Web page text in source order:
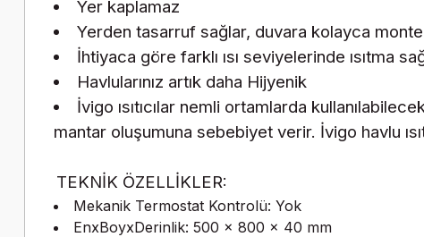
Yer kaplamaz
Yerden tasarruf sağlar, duvara kolayca
İhtiyaca göre farklı ısı seviyelerinde ısıtma
Havlularınız artık daha Hijyenik
İvigo ısıtıcılar nemli ortamlarda
mantar oluşumuna sebebiyet verir. İvigo havlu
TEKNİK ÖZELLİKLER:
Mekanik Termostat Kontrolü: Yok
EnxBoyxDerinlik: 500 x 800 x 40 mm